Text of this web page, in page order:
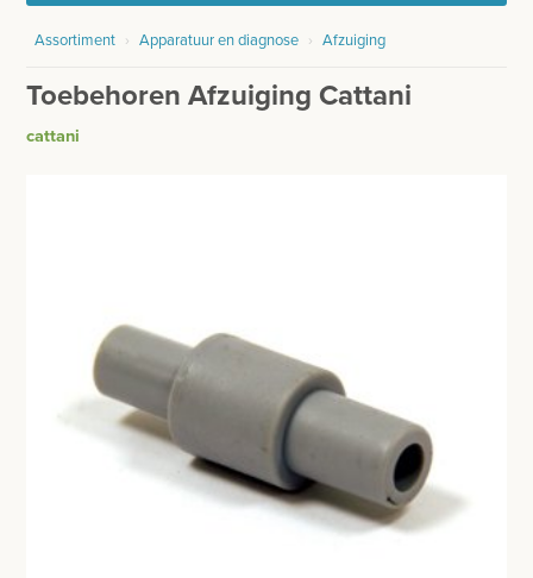
BESURGICAL - INSTRUMENTARIUM
Prijzen
Prijzen worden nu inclusief BTW getoond
WIJZIG NAAR EXCLUSIEF BTW
GYNAECOLOGIE
INJECTIEMATERIAAL
WOND- EN VERBANDMATERIAAL
THUISZORG
APPARATUUR EN DIAGNOSE
Assortiment › Apparatuur en diagnose › Afzuiging
Toebehoren Afzuiging Cattani
cattani